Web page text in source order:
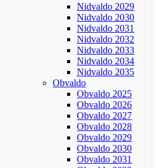
Nidvaldo 2029
Nidvaldo 2030
Nidvaldo 2031
Nidvaldo 2032
Nidvaldo 2033
Nidvaldo 2034
Nidvaldo 2035
Obvaldo
Obvaldo 2025
Obvaldo 2026
Obvaldo 2027
Obvaldo 2028
Obvaldo 2029
Obvaldo 2030
Obvaldo 2031